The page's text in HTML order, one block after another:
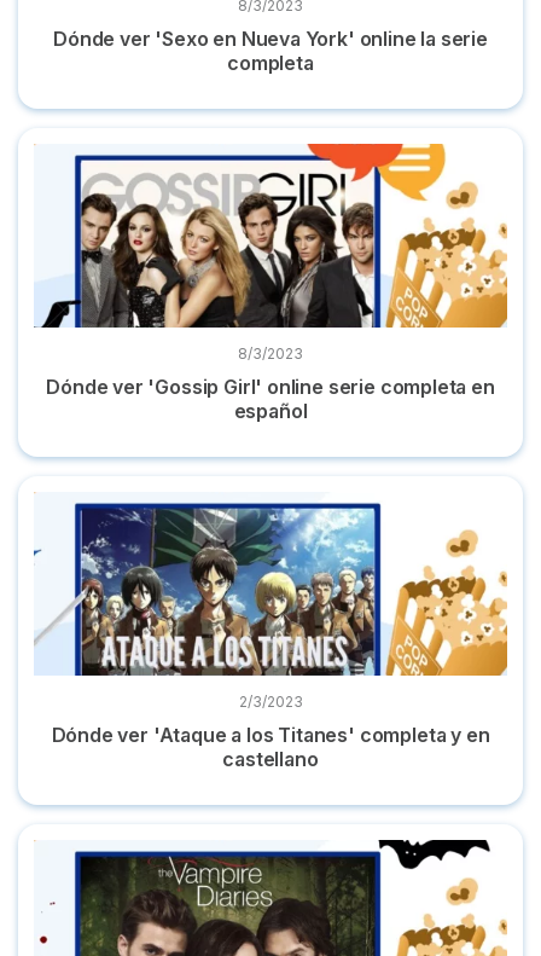
8/3/2023
Dónde ver 'Sexo en Nueva York' online la serie
completa
Dónde ver 'Gossip Girl' online serie completa en español
8/3/2023
Dónde ver 'Gossip Girl' online serie completa en
español
Dónde ver 'Ataque a los Titanes' completa y en castellano
2/3/2023
Dónde ver 'Ataque a los Titanes' completa y en
castellano
Dónde ver 'Crónicas vampíricas' completa y en castellano